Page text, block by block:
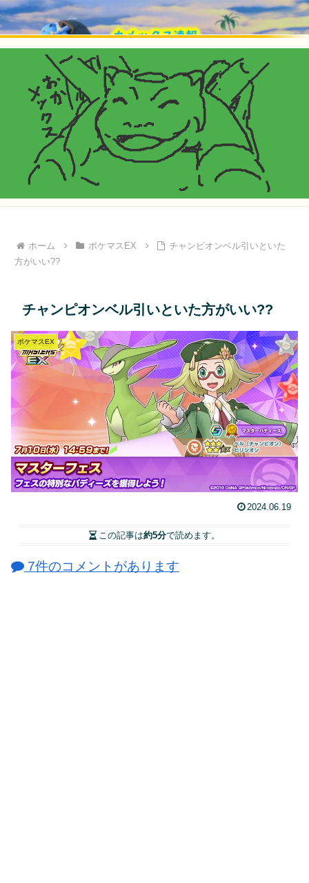
ホーム ポケマスEX
チャンピオンベル引いといた
方がいい??
チャンピオンベル引いといた方がいい??
ポケマスEX
2024.06.19
この記事は約5分で読めます。
7件のコメントがあります